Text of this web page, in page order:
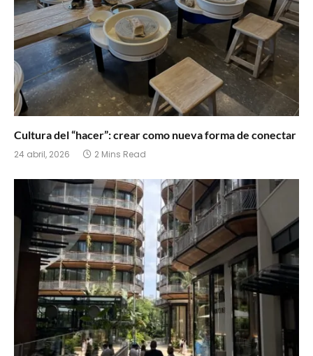
Cultura del “hacer”: crear como nueva forma de conectar
24 abril, 2026 2 Mins Read